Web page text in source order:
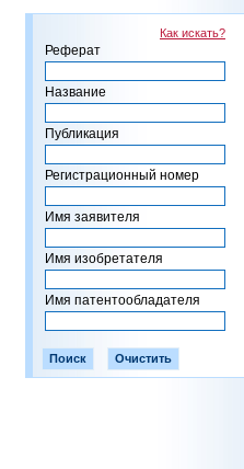
Как искать?
Реферат
Название
Публикация
Регистрационный номер
Имя заявителя
Имя изобретателя
Имя патентообладателя